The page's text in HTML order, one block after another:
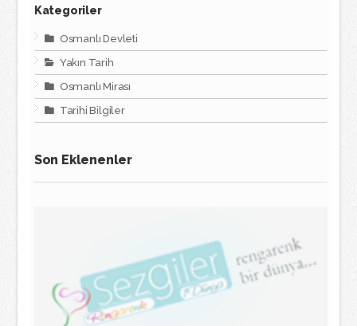
Kategoriler
Osmanlı Devleti
Yakın Tarih
Osmanlı Mirası
Tarihi Bilgiler
Son Eklenenler